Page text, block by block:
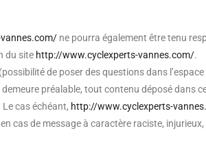
ne pourra également être tenu
du site http://www.cyclexperts-vannes.com/.
de poser des questions dans
demeure préalable, tout contenu déposé dans
cas échéant, http://www.cyclexperts-
cas de message à caractère raciste,